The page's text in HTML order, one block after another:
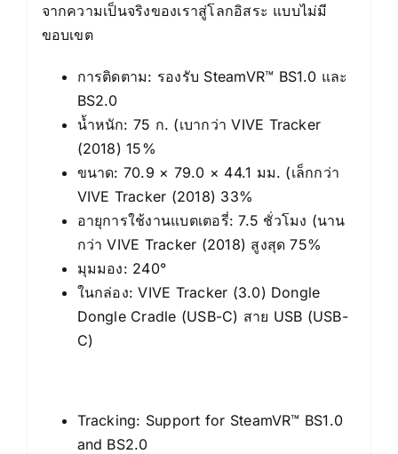
จากความเป็นจริงของเราสู่โลกอิสระ แบบไม่มี
ขอบเขต
การติดตาม: รองรับ SteamVR™ BS1.0 และ
BS2.0
น้ำหนัก: 75 ก. (เบากว่า VIVE Tracker
(2018) 15%
ขนาด: 70.9 × 79.0 × 44.1 มม. (เล็กกว่า
VIVE Tracker (2018) 33%
อายุการใช้งานแบตเตอรี่: 7.5 ชั่วโมง (นาน
กว่า VIVE Tracker (2018) สูงสุด 75%
มุมมอง: 240°
ในกล่อง: VIVE Tracker (3.0) Dongle
Dongle Cradle (USB-C) สาย USB (USB-
C)
Tracking: Support for SteamVR™ BS1.0
and BS2.0